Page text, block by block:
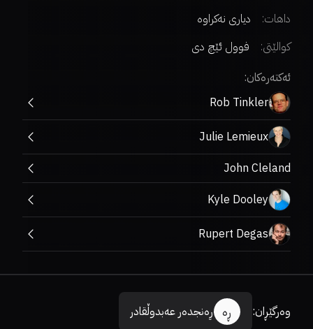
داهات:
دیاری نەکراوە
کوالێتی:
فوول ئێچ دی
ئەکتەرەکان:
Rob Tinkler
Julie Lemieux
John Cleland
Kyle Dooley
Rupert Degas
وەرگێڕان: ڕە ڕەنجدەر عەبدوڵقادر